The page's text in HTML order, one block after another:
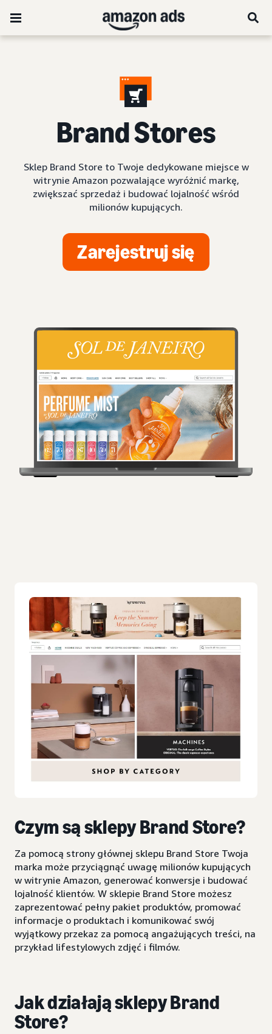
Brand Stores
Sklep Brand Store to Twoje dedykowane miejsce w
witrynie Amazon pozwalające wyróżnić markę,
zwiększać sprzedaż i budować lojalność wśród
milionów kupujących.
Zarejestruj się
Czym są sklepy Brand Store?
Za pomocą strony głównej sklepu Brand Store Twoja
marka może przyciągnąć uwagę milionów kupujących
w witrynie Amazon, generować konwersje i budować
lojalność klientów. W sklepie Brand Store możesz
zaprezentować pełny pakiet produktów, promować
informacje o produktach i komunikować swój
wyjątkowy przekaz za pomocą angażujących treści, na
przykład lifestylowych zdjęć i filmów.
Jak działają sklepy Brand
Store?